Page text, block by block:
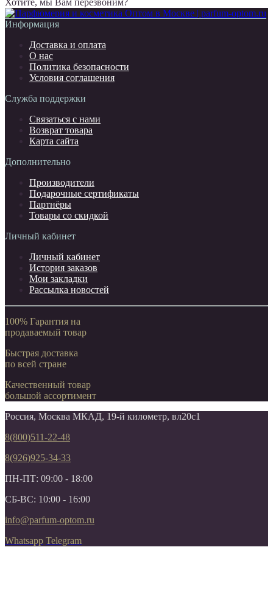
Информация
Доставка и оплата
О нас
Политика безопасности
Условия соглашения
Служба поддержки
Связаться с нами
Возврат товара
Карта сайта
Дополнительно
Производители
Подарочные сертификаты
Партнёры
Товары со скидкой
Личный кабинет
Личный кабинет
История заказов
Мои закладки
Рассылка новостей
100% Гарантия на
продаваемый товар
Быстрая доставка
по всей стране
Качественный товар
большой ассортимент
Россия, Москва МКАД, 19-й километр, вл20с1
8(800)511-22-48
8(926)925-34-33
ПН-ПТ: 09:00 - 18:00
СБ-ВС: 10:00 - 16:00
info@parfum-optom.ru
Whatsapp Telegram